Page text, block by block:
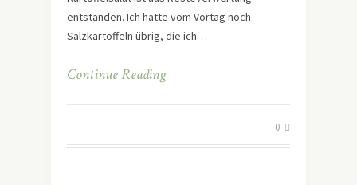
entstanden. Ich hatte vom Vortag noch
Salzkartoffeln übrig, die ich…
Continue Reading
0